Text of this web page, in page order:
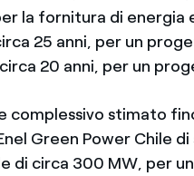
la fornitura di energia
25 anni, per un
20 anni, per un
complessivo stimato
Green Power Chile
di circa 300 MW, per